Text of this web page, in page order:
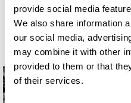
provide social media
We also share information
our social media,
may combine it with other
provided to them or that
of their services.